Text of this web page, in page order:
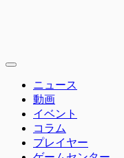
toggle
ニュース
動画
イベント
コラム
プレイヤー